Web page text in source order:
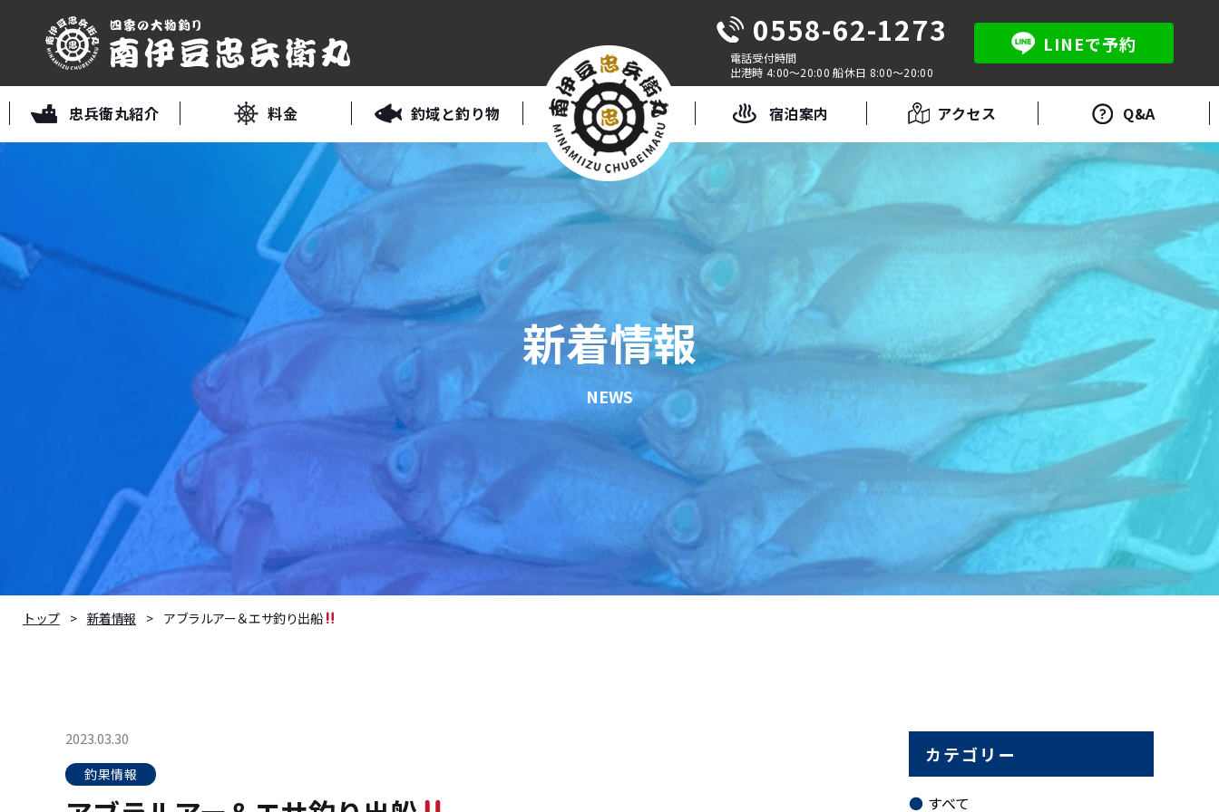
0558-62-1273
出港時 4:00～20:00 船休日 8:00～20:00
LINEで予約
忠兵衛丸紹介 料金 釣域と釣り物 宿泊案内 アクセス Q&A
新着情報
トップ 新着情報 アブラルアー＆エサ釣り出船
2023.03.30
釣果情報
カテゴリー
すべて